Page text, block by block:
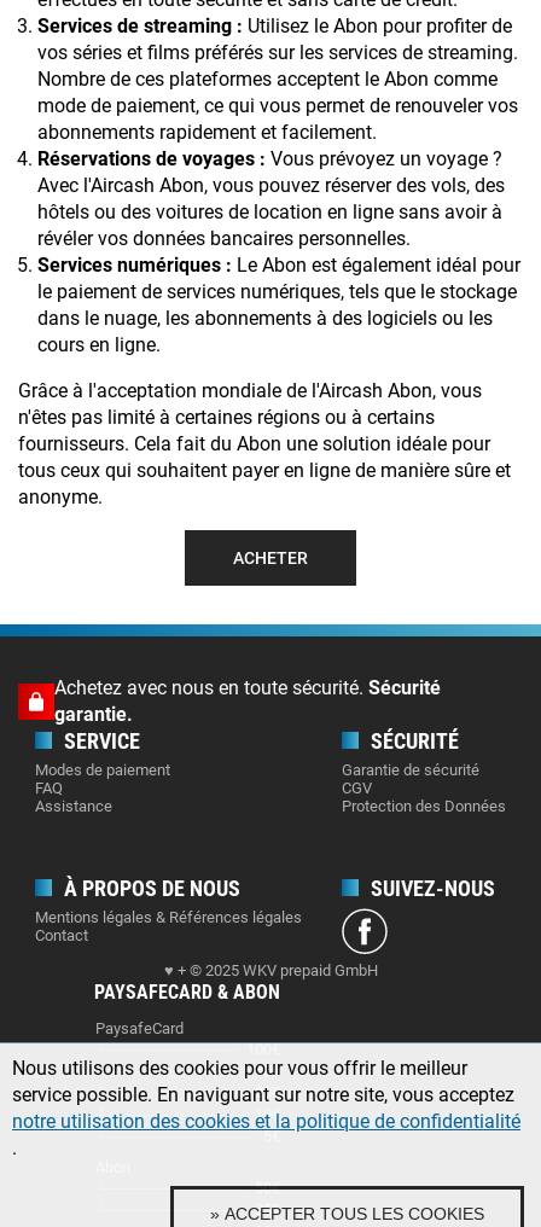
Services de streaming : Utilisez le Abon pour profiter de
vos séries et films préférés sur les services de streaming.
Nombre de ces plateformes acceptent le Abon comme
mode de paiement, ce qui vous permet de renouveler vos
abonnements rapidement et facilement.
Réservations de voyages : Vous prévoyez un voyage ?
Avec l'Aircash Abon, vous pouvez réserver des vols, des
hôtels ou des voitures de location en ligne sans avoir à
révéler vos données bancaires personnelles.
Services numériques : Le Abon est également idéal pour
le paiement de services numériques, tels que le stockage
dans le nuage, les abonnements à des logiciels ou les
cours en ligne.
Grâce à l'acceptation mondiale de l'Aircash Abon, vous
n'êtes pas limité à certaines régions ou à certains
fournisseurs. Cela fait du Abon une solution idéale pour
tous ceux qui souhaitent payer en ligne de manière sûre et
anonyme.
ACHETER
Achetez avec nous en toute sécurité. Sécurité
garantie.
SERVICE
Modes de paiement
FAQ
Assistance
SÉCURITÉ
Garantie de sécurité
CGV
Protection des Données
À PROPOS DE NOUS
Mentions légales & Références légales
Contact
SUIVEZ-NOUS
♥ + © 2025 WKV prepaid GmbH
PAYSAFECARD & ABON
PaysafeCard
100€
50€
25€
10€
5€
50€
25€
Nous utilisons des cookies pour vous offrir le meilleur
service possible. En naviguant sur notre site, vous acceptez
notre utilisation des cookies et la politique de confidentialité
.
» ACCEPTER TOUS LES COOKIES